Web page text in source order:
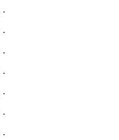
·
·
·
·
·
·
·